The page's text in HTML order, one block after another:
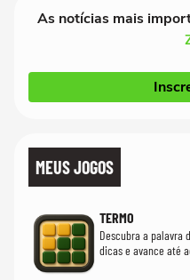
As notícias mais
MEUS JOGOS
TERMO
Descubra a palavra
dicas e avance até